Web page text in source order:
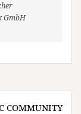
GmbH
COMMUNITY